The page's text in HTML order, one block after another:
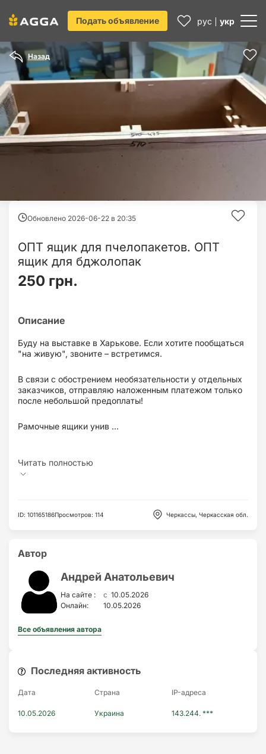
Подать объявление рус укр
Назад
Обновлено 2026-06-22 в 20:35
ОПТ ящик для пчелопакетов. ОПТ
ящик для бджолопак
250 грн.
Буду на выставке в Харькове. Если хотите пообщаться
"на живую", звоните – встретимся.
В связи с обострением необязательности у отдельных
заказчиков, отправляю наложенным платежом только
после небольшой предоплаты!
Рамочные ящики унив ...
ID: 101165186Просмотров: 114 Черкассы, Черкасская обл.
Автор
Андрей Анатольевич
На сайте : c 10.05.2026
Онлайн:
10.05.2026
Все объявления автора
Последняя активность
Дата Страна IP-адресa
10.05.2026 Украина 143.244. ***